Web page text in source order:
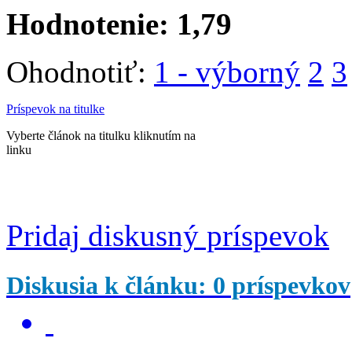
Hodnotenie: 1,79
Ohodnotiť: 1 - výborný 2 3
Príspevok na titulke
Vyberte článok na titulku kliknutím na
linku
Pridaj diskusný príspevok
Diskusia k článku: 0 príspevkov